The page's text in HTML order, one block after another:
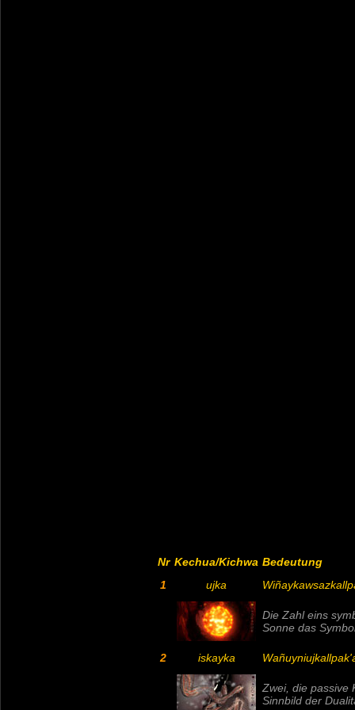
Nr Kechua/Kichwa Bedeutung
1
ujka
Die Zahleins
Sonne das
2 iskayka
Zwei, die passive
Sinnbild der